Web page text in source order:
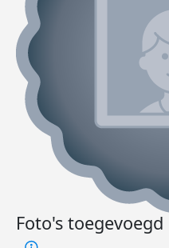
Foto's toegevoegd